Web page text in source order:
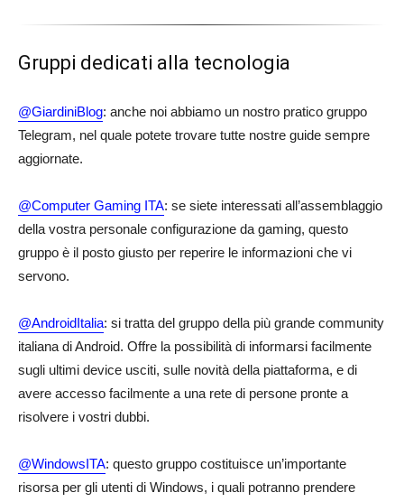
Gruppi dedicati alla tecnologia
@GiardiniBlog: anche noi abbiamo un nostro pratico gruppo
Telegram, nel quale potete trovare tutte nostre guide sempre
aggiornate.
@Computer Gaming ITA: se siete interessati all’assemblaggio
della vostra personale configurazione da gaming, questo
gruppo è il posto giusto per reperire le informazioni che vi
servono.
@AndroidItalia: si tratta del gruppo della più grande community
italiana di Android. Offre la possibilità di informarsi facilmente
sugli ultimi device usciti, sulle novità della piattaforma, e di
avere accesso facilmente a una rete di persone pronte a
risolvere i vostri dubbi.
@WindowsITA: questo gruppo costituisce un’importante
risorsa per gli utenti di Windows, i quali potranno prendere